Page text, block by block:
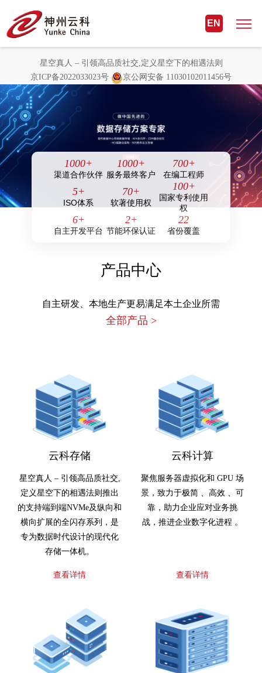
星空真人 – 引领高品质社交,定义星
空下的相遇法则
EN
星空真人 – 引领高品质社交,定义星空下的相遇法则
京ICP备2022033023号
京公网安备 11030102011456号
1000+
渠道合作伙伴
1000+
服务最终客户
700+
在编工程师
5+
ISO体系
70+
软著使用权
100+
国家专利使用
权
6+
自主开发平台
2+
节能环保认证
22
省份覆盖
产品中心
自主研发、本地生产更易满足本土企业所需
全部产品 >
云科存储
星空真人 – 引领高品质社交,
定义星空下的相遇法则推出
的支持端到端NVMe及纵向和
横向扩展的全闪存系列，是
专为数据时代设计的现代化
存储一体机。
查看详情
云科计算
聚焦服务器虚拟化和 GPU 场
景，致力于极简 、高效 、可
靠，助力企业应对业务挑
战，推进企业数字化进程 。
查看详情